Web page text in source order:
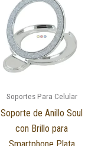
Soportes Para Celular
Soporte de Anillo Soul
con Brillo para